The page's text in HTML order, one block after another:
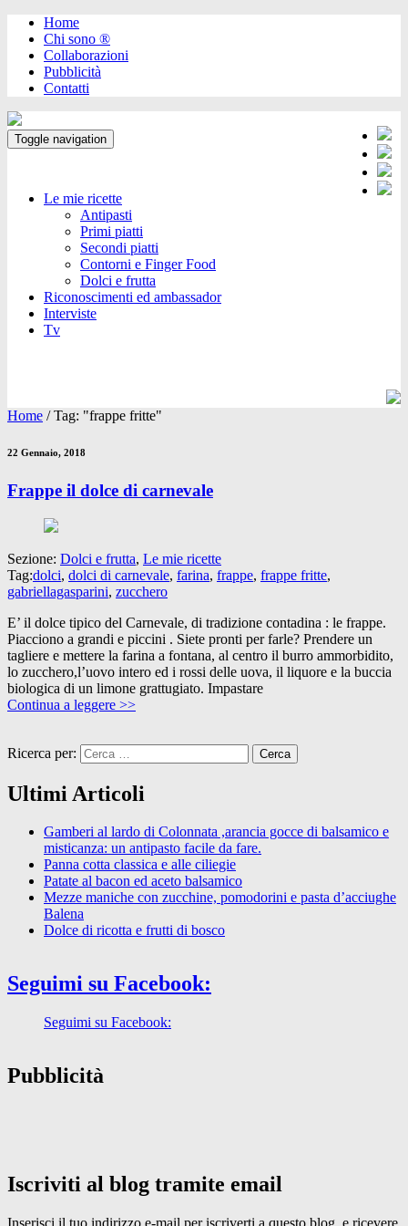
Home
Chi sono ®️
Collaborazioni
Pubblicità
Contatti
Toggle navigation
Le mie ricette
Antipasti
Primi piatti
Secondi piatti
Contorni e Finger Food
Dolci e frutta
Riconoscimenti ed ambassador
Interviste
Tv
Home /Tag: "frappe fritte"
22 Gennaio, 2018
Frappe il dolce di carnevale
Sezione: Dolci e frutta, Le mie ricette
Tag:dolci, dolci di carnevale, farina, frappe, frappe fritte,
gabriellagasparini, zucchero
E’ il dolce tipico del Carnevale, di tradizione contadina : le frappe.
Piacciono a grandi e piccini . Siete pronti per farle? Prendere un
tagliere e mettere la farina a fontana, al centro il burro ammorbidito,
lo zucchero,l’uovo intero ed i rossi delle uova, il liquore e la buccia
biologica di un limone grattugiato. Impastare
Continua a leggere >>
Ricerca per:
Ultimi Articoli
Gamberi al lardo di Colonnata ,arancia gocce di balsamico e
misticanza: un antipasto facile da fare.
Panna cotta classica e alle ciliegie
Patate al bacon ed aceto balsamico
Mezze maniche con zucchine, pomodorini e pasta d’acciughe
Balena
Dolce di ricotta e frutti di bosco
Seguimi su Facebook:
Seguimi su Facebook:
Pubblicità
Iscriviti al blog tramite email
Inserisci il tuo indirizzo e-mail per iscriverti a questo blog, e ricevere